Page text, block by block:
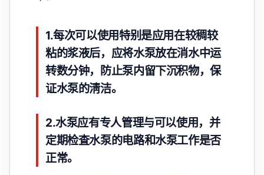
1.每次可以使用特别是应用在较稠较
粘的浆液后，应将水泵放在消水中运
转数分钟，防止泵内留下沉积物，保
证水泵的淸洁。
2.水泵应有专人管理与可以使用，并
定期检査水泵的电路和水泵工作是否
正常。